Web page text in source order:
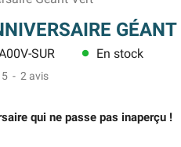
GÉANT
SUR lens En stock
5 - 2 avis
qui ne passe pas inaperçu !